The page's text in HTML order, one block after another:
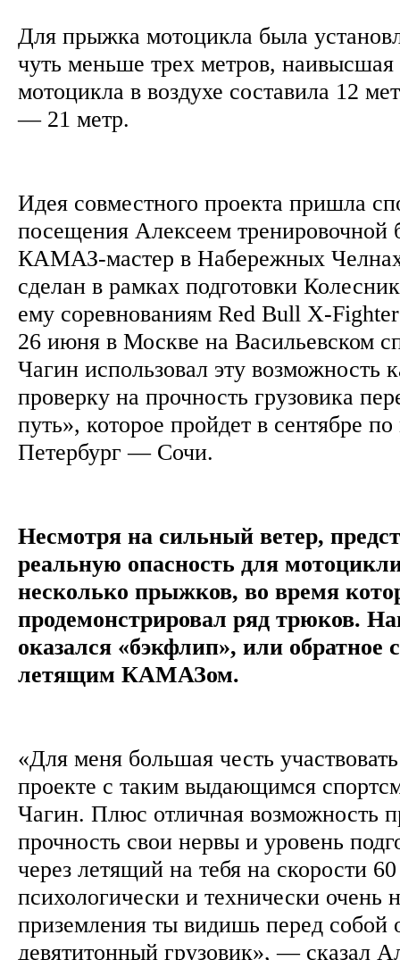
Для прыжка мотоцикла была
чуть меньше трех метров, наивысшая
мотоцикла в воздухе составила 12
— 21 метр.
Идея совместного проекта пришла
посещения Алексеем тренировочной
КАМАЗ-мастер в Набережных
сделан в рамках подготовки
ему соревнованиям Red Bull X-
26 июня в Москве на Васильевском
Чагин использовал эту возможность
проверку на прочность грузовика
путь», которое пройдет в сентябре
Петербург — Сочи.
Несмотря на сильный ветер,
реальную опасность для
несколько прыжков, во время
продемонстрировал ряд трюков.
оказался «бэкфлип», или обратное
летящим КАМАЗом.
«Для меня большая честь
проекте с таким выдающимся
Чагин. Плюс отличная возможность
прочность свои нервы и уровень
через летящий на тебя на скорости
психологически и технически очень
приземления ты видишь перед собой
девятитонный грузовик», — сказал